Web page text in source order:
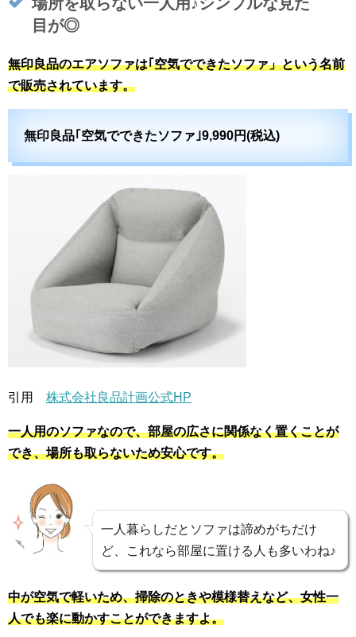
目が◎
無印良品のエアソファは｢空気でできたソファ」という名前
で販売されています。
無印良品｢空気でできたソファ｣9,990円(税込)
引用 株式会社良品計画公式HP
一人用のソファなので、部屋の広さに関係なく置くことが
でき、場所も取らないため安心です。
一人暮らしだとソファは諦めがちだけ
ど、これなら部屋に置ける人も多いわね♪
中が空気で軽いため、掃除のときや模様替えなど、女性一
人でも楽に動かすことができますよ。